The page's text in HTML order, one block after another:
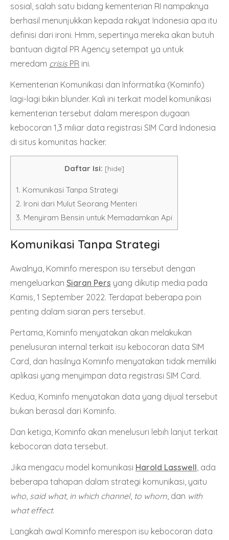
sosial, salah satu bidang kementerian RI nampaknya
berhasil menunjukkan kepada rakyat Indonesia apa itu
definisi dari ironi. Hmm, sepertinya mereka akan butuh
bantuan digital PR Agency setempat ya untuk
meredam crisis PR ini.
Kementerian Komunikasi dan Informatika (Kominfo)
lagi-lagi bikin blunder. Kali ini terkait model komunikasi
kementerian tersebut dalam merespon dugaan
kebocoran 1,3 miliar data registrasi SIM Card Indonesia
di situs komunitas hacker.
Daftar Isi: [hide]
1. Komunikasi Tanpa Strategi
2. Ironi dari Mulut Seorang Menteri
3. Menyiram Bensin untuk Memadamkan Api
Komunikasi Tanpa Strategi
Awalnya, Kominfo merespon isu tersebut dengan
mengeluarkan Siaran Pers yang dikutip media pada
Kamis, 1 September 2022. Terdapat beberapa poin
penting dalam siaran pers tersebut.
Pertama, Kominfo menyatakan akan melakukan
penelusuran internal terkait isu kebocoran data SIM
Card, dan hasilnya Kominfo menyatakan tidak memiliki
aplikasi yang menyimpan data registrasi SIM Card.
Kedua, Kominfo menyatakan data yang dijual tersebut
bukan berasal dari Kominfo.
Dan ketiga, Kominfo akan menelusuri lebih lanjut terkait
kebocoran data tersebut.
Jika mengacu model komunikasi Harold Lasswell, ada
beberapa tahapan dalam strategi komunikasi, yaitu
who, said what, in which channel, to whom, dan with
what effect.
Langkah awal Kominfo merespon isu kebocoran data